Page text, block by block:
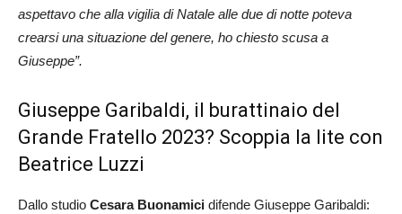
aspettavo che alla vigilia di Natale alle due di notte poteva
crearsi una situazione del genere, ho chiesto scusa a
Giuseppe”.
Giuseppe Garibaldi, il burattinaio del
Grande Fratello 2023? Scoppia la lite con
Beatrice Luzzi
Dallo studio Cesara Buonamici difende Giuseppe Garibaldi: